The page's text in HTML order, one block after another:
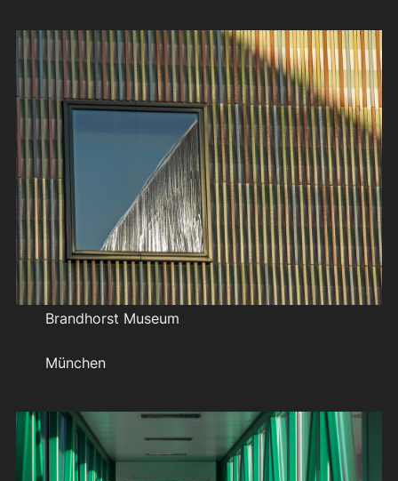
Brandhorst Museum
München